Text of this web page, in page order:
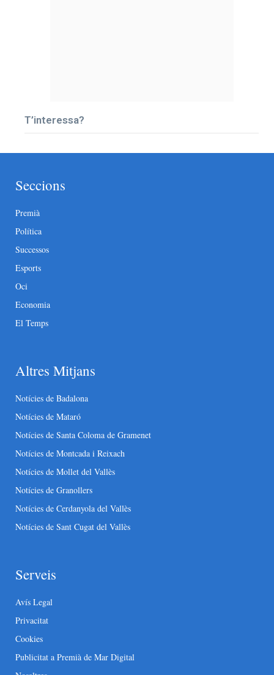
T’interessa?
Seccions
Premià
Política
Successos
Esports
Oci
Economia
El Temps
Altres Mitjans
Notícies de Badalona
Notícies de Mataró
Notícies de Santa Coloma de Gramenet
Notícies de Montcada i Reixach
Notícies de Mollet del Vallès
Notícies de Granollers
Notícies de Cerdanyola del Vallès
Notícies de Sant Cugat del Vallès
Serveis
Avís Legal
Privacitat
Cookies
Publicitat a Premià de Mar Digital